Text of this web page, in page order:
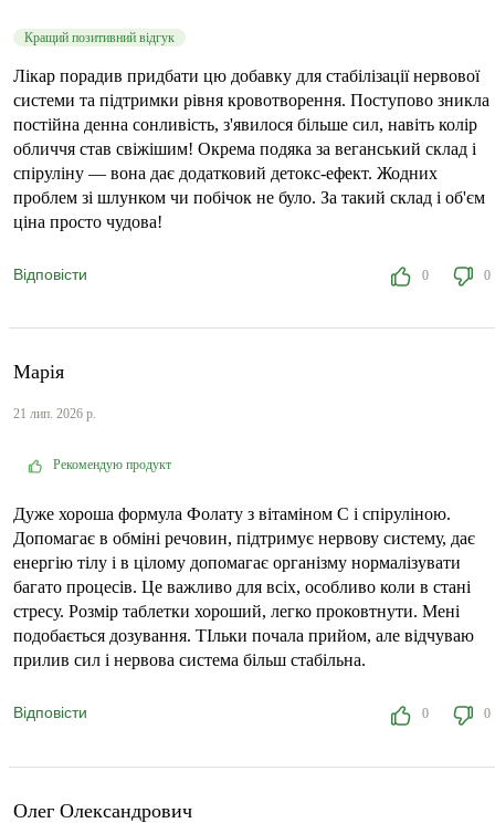
Кращий позитивний відгук
Лікар порадив придбати цю добавку для стабілізації нервової
системи та підтримки рівня кровотворення. Поступово зникла
постійна денна сонливість, з'явилося більше сил, навіть колір
обличчя став свіжішим! Окрема подяка за веганський склад і
спіруліну — вона дає додатковий детокс-ефект. Жодних
проблем зі шлунком чи побічок не було. За такий склад і об'єм
ціна просто чудова!
Відповісти 0 0
Марія
21 лип. 2026 р.
Рекомендую продукт
Дуже хороша формула Фолату з вітаміном С і спіруліною.
Допомагає в обміні речовин, підтримує нервову систему, дає
енергію тілу і в цілому допомагає організму нормалізувати
багато процесів. Це важливо для всіх, особливо коли в стані
стресу. Розмір таблетки хороший, легко проковтнути. Мені
подобається дозування. ТІльки почала прийом, але відчуваю
прилив сил і нервова система більш стабільна.
Відповісти 0 0
Олег Олександрович